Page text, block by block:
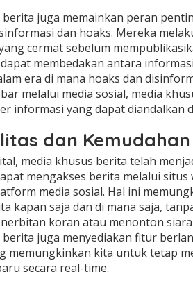
juga memainkan peran
dan hoaks. Mereka
cermat sebelum
membedakan antara
era di mana hoaks dan
melalui media sosial, media
informasi yang dapat diandalkan
dan Kemudahan
media khusus berita telah
mengakses berita melalui situs
media sosial. Hal ini
kapan saja dan di mana saja,
koran atau menonton
juga menyediakan fitur
memungkinkan kita untuk tetap
secara real-time.